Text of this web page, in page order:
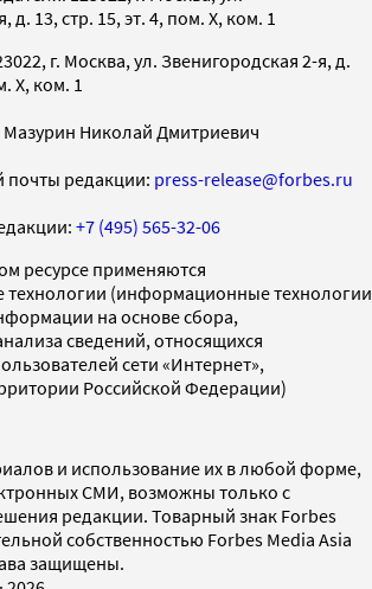
д. 13, стр. 15, эт. 4, пом. X, ком. 1
г. Москва, ул. Звенигородская 2-я, д.
X, ком. 1
Мазурин Николай Дмитриевич
почты редакции: press-release@forbes.ru
+7 (495) 565-32-06
ресурсе применяются
технологии (информационные технологии
на основе сбора,
сведений, относящихся
сети «Интернет»,
Российской Федерации)
и использование их в любой форме,
СМИ, возможны только с
редакции. Товарный знак Forbes
собственностью Forbes Media Asia
защищены.